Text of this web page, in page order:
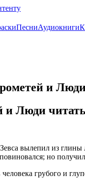
ПесниАудиокниги
и
и Люди
вылепил из
но
грубого и